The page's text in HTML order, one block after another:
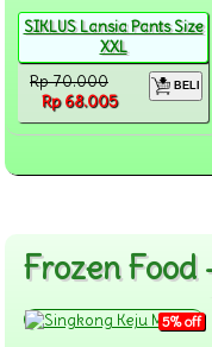
SIKLUS Lansia Pants Size
XXL
Rp 70.000
Rp 68.005
BELI
Frozen Food
5% off